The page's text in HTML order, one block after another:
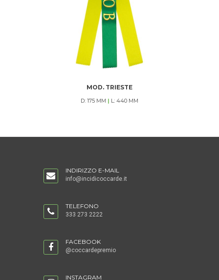
MOD. TRIESTE
D: 175 MM | L: 440 MM
INDIRIZZO E-MAIL
info@incidicoccarde.it
TELEFONO
333 273 2222
FACEBOOK
@coccardepremio
INSTAGRAM